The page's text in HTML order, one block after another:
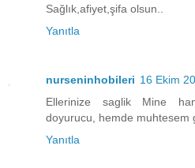
Sağlık,afiyet,şifa olsun..
Yanıtla
nurseninhobileri 16 Ekim
Ellerinize saglik Mine
doyurucu, hemde muhtesem
Yanıtla